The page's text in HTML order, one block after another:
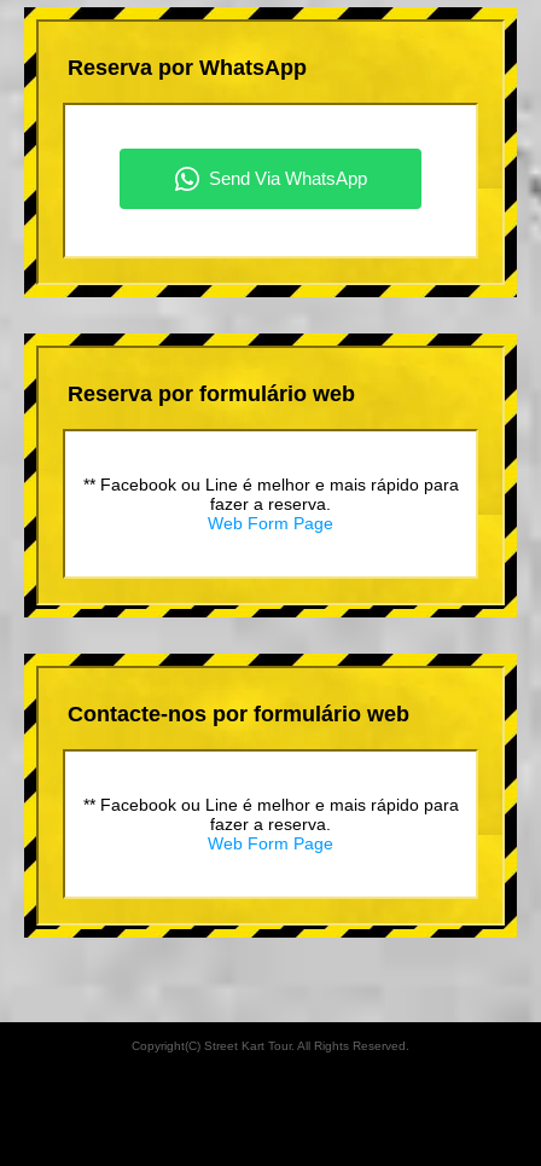
Reserva por WhatsApp
Reserva por formulário web
** Facebook ou Line é melhor e mais rápido para
fazer a reserva.
Web Form Page
Contacte-nos por formulário web
** Facebook ou Line é melhor e mais rápido para
fazer a reserva.
Web Form Page
Copyright(C) Street Kart Tour. All Rights Reserved.